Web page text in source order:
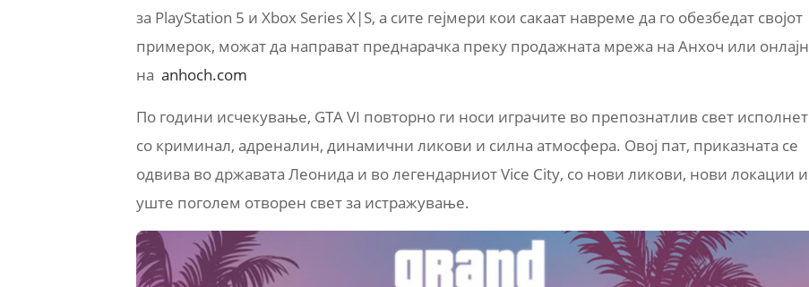
за PlayStation 5 и Xbox Series X|S, а сите гејмери кои сакаат навреме да го обезбедат својот
примерок, можат да направат преднарачка преку продажната мрежа на Анхоч или онлајн
на anhoch.com
По години исчекување, GTA VI повторно ги носи играчите во препознатлив свет исполнет
со криминал, адреналин, динамични ликови и силна атмосфера. Овој пат, приказната се
одвива во државата Леонида и во легендарниот Vice City, со нови ликови, нови локации и
уште поголем отворен свет за истражување.